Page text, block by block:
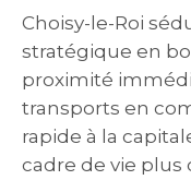
Choisy-le-Roi
stratégique en
proximité
transports en
rapide à la
cadre de vie plus